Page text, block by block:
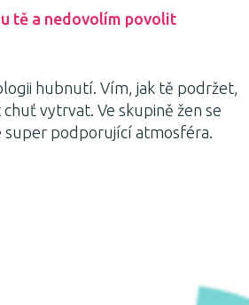
tě a nedovolím povolit
hubnutí. Vím, jak tě podržet,
vytrvat. Ve skupině žen se
super podporující atmosféra.